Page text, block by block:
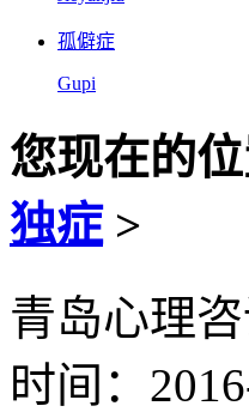
孤僻症
Gupi
您现在的位
独症>
青岛心理
时间：